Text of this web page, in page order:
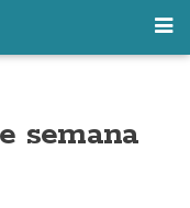
semana